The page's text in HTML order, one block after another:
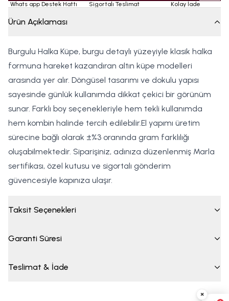
Whats app Destek Hattı Sigortalı Teslimat Kolay İade
Ürün Açıklaması
Burgulu Halka Küpe, burgu detaylı yüzeyiyle klasik halka
formuna hareket kazandıran altın küpe modelleri
arasında yer alır. Döngüsel tasarımı ve dokulu yapısı
sayesinde günlük kullanımda dikkat çekici bir görünüm
sunar. Farklı boy seçenekleriyle hem tekli kullanımda
hem kombin halinde tercih edilebilir.El yapımı üretim
sürecine bağlı olarak ±%3 oranında gram farklılığı
oluşabilmektedir. Siparişiniz, adınıza düzenlenmiş Marla
sertifikası, özel kutusu ve sigortalı gönderim
güvencesiyle kapınıza ulaşır.
Taksit Seçenekleri
Garanti Süresi
Teslimat & İade
×